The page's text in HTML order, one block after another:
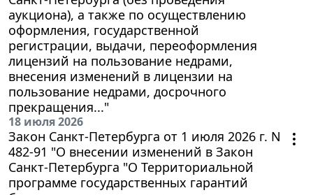
аукциона), а также по осуществлению
оформления, государственной
регистрации, выдачи, переоформления
лицензий на пользование недрами,
внесения изменений в лицензии на
пользование недрами, досрочного
прекращения..."
18 июля 2026
Закон Санкт-Петербурга от 1 июля 2026 г. N
482-91 "О внесении изменений в Закон
Санкт-Петербурга "О Территориальной
программе государственных гарантий